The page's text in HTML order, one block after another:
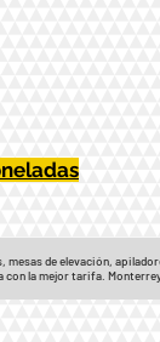
de elevación,
la mejor tarifa.